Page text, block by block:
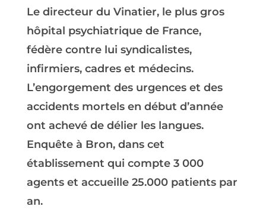
Le directeur du Vinatier, le plus gros
hôpital psychiatrique de France,
fédère contre lui syndicalistes,
infirmiers, cadres et médecins.
L’engorgement des urgences et des
accidents mortels en début d’année
ont achevé de délier les langues.
Enquête à Bron, dans cet
établissement qui compte 3 000
agents et accueille 25.000 patients par
an.